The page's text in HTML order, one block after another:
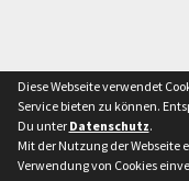
Diese Webseite verwendet
Service bieten zu können.
Du unter Datenschutz.
Mit der Nutzung der Webseite
Verwendung von Cookies